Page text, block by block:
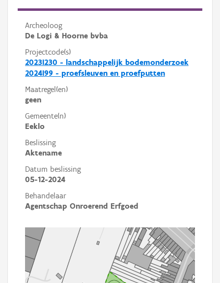
Archeoloog
De Logi & Hoorne bvba
Projectcode(s)
2023I230 - landschappelijk bodemonderzoek
2024I99 - proefsleuven en proefputten
Maatregel(en)
geen
Gemeente(n)
Eeklo
Beslissing
Aktename
Datum beslissing
05-12-2024
Behandelaar
Agentschap Onroerend Erfgoed